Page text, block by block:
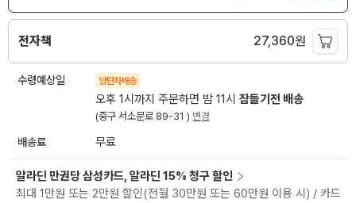
전자책 27,360원
수령예상일 양탄자배송
오후 1시까지 주문하면 밤 11시 잠들기전 배송
(중구 서소문로 89-31 ) 변경
배송료 무료
알라딘 만권당 삼성카드, 알라딘 15% 청구 할인
최대 1만원 또는 2만원 할인(전월 30만원 또는 60만원 이용 시) / 카드